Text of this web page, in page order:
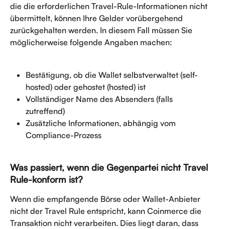
die die erforderlichen Travel-Rule-Informationen nicht
übermittelt, können Ihre Gelder vorübergehend
zurückgehalten werden. In diesem Fall müssen Sie
möglicherweise folgende Angaben machen:
Bestätigung, ob die Wallet selbstverwaltet (self-
hosted) oder gehostet (hosted) ist
Vollständiger Name des Absenders (falls
zutreffend)
Zusätzliche Informationen, abhängig vom
Compliance-Prozess
Was passiert, wenn die Gegenpartei nicht Travel
Rule-konform ist?
Wenn die empfangende Börse oder Wallet-Anbieter
nicht der Travel Rule entspricht, kann Coinmerce die
Transaktion nicht verarbeiten. Dies liegt daran, dass